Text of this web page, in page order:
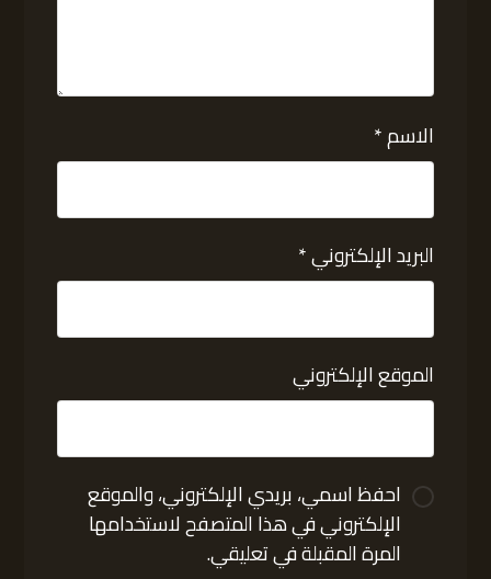
الاسم*
البريد الإلكتروني*
الموقع الإلكتروني
احفظ اسمي، بريدي الإلكتروني، والموقع
الإلكتروني في هذا المتصفح لاستخدامها
المرة المقبلة في تعليقي.